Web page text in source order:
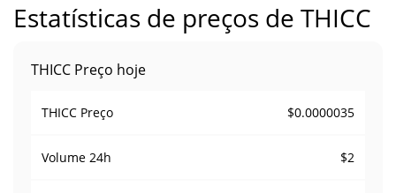
Estatísticas de preços de THICC
THICC Preço hoje
THICC Preço $0.0000035
Volume 24h $2